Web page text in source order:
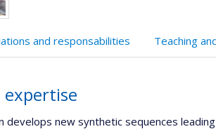
and responsabilities Teaching
expertise
develops new synthetic sequences